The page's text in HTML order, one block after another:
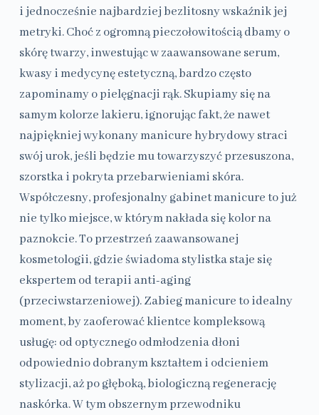
i jednocześnie najbardziej bezlitosny wskaźnik jej
metryki. Choć z ogromną pieczołowitością dbamy o
skórę twarzy, inwestując w zaawansowane serum,
kwasy i medycynę estetyczną, bardzo często
zapominamy o pielęgnacji rąk. Skupiamy się na
samym kolorze lakieru, ignorując fakt, że nawet
najpiękniej wykonany manicure hybrydowy straci
swój urok, jeśli będzie mu towarzyszyć przesuszona,
szorstka i pokryta przebarwieniami skóra.
Współczesny, profesjonalny gabinet manicure to już
nie tylko miejsce, w którym nakłada się kolor na
paznokcie. To przestrzeń zaawansowanej
kosmetologii, gdzie świadoma stylistka staje się
ekspertem od terapii anti-aging
(przeciwstarzeniowej). Zabieg manicure to idealny
moment, by zaoferować klientce kompleksową
usługę: od optycznego odmłodzenia dłoni
odpowiednio dobranym kształtem i odcieniem
stylizacji, aż po głęboką, biologiczną regenerację
naskórka. W tym obszernym przewodniku